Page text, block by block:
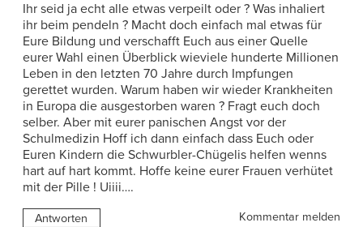
Ihr seid ja echt alle etwas verpeilt oder ? Was inhaliert
ihr beim pendeln ? Macht doch einfach mal etwas für
Eure Bildung und verschafft Euch aus einer Quelle
eurer Wahl einen Überblick wieviele hunderte Millionen
Leben in den letzten 70 Jahre durch Impfungen
gerettet wurden. Warum haben wir wieder Krankheiten
in Europa die ausgestorben waren ? Fragt euch doch
selber. Aber mit eurer panischen Angst vor der
Schulmedizin Hoff ich dann einfach dass Euch oder
Euren Kindern die Schwurbler-Chügelis helfen wenns
hart auf hart kommt. Hoffe keine eurer Frauen verhütet
mit der Pille ! Uiiii….
Antworten Kommentar melden